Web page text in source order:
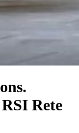
Rete